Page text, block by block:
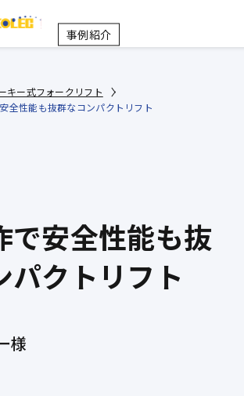
事例紹介
キー式フォークリフト
全性能も抜群なコンパクトリフト
で安全性能も抜
パクトリフト
様